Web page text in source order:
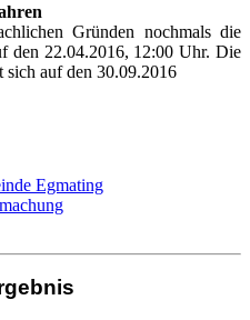
Gründen nochmals die
den 22.04.2016, 12:00 Uhr. Die
sich auf den 30.09.2016
Egmating